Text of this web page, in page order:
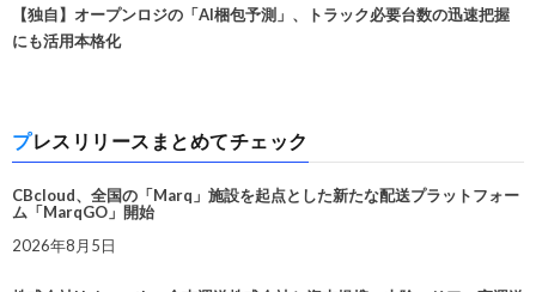
【独自】オープンロジの「AI梱包予測」、トラック必要台数の迅速把握
にも活用本格化
プレスリリースまとめてチェック
CBcloud、全国の「Marq」施設を起点とした新たな配送プラットフォー
ム「MarqGO」開始
2026年8月5日